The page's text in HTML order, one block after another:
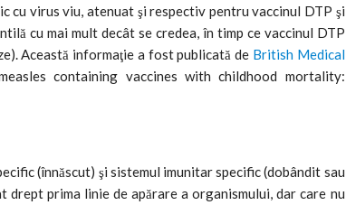
cu virus viu, atenuat şi respectiv pentru vaccinul DTP şi
cu mai mult decât se credea, în timp ce vaccinul DTP
Această informaţie a fost publicată de British Medical
containing vaccines with childhood mortality:
(înnăscut) şi sistemul imunitar specific (dobândit sau
prima linie de apărare a organismului, dar care nu